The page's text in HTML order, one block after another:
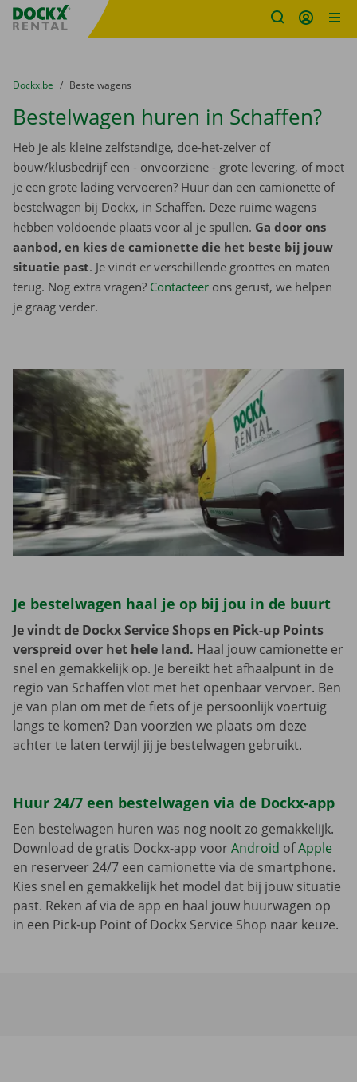
Fratello DEMO
U bevindt zich hier:
van
Dockx.be naar
Bestelwagens
Bestelwagen huren in Schaffen?
Heb je als kleine zelfstandige, doe-het-zelver of
bouw/klusbedrijf een - onvoorziene - grote levering, of moet
je een grote lading vervoeren? Huur dan een camionette of
bestelwagen bij Dockx, in Schaffen. Deze ruime wagens
hebben voldoende plaats voor al je spullen. Ga door ons
aanbod, en kies de camionette die het beste bij jouw
situatie past. Je vindt er verschillende groottes en maten
terug. Nog extra vragen? Contacteer ons gerust, we helpen
je graag verder.
Je bestelwagen haal je op bij jou in de buurt
Je vindt de Dockx Service Shops en Pick-up Points
verspreid over het hele land. Haal jouw camionette er
snel en gemakkelijk op. Je bereikt het afhaalpunt in de
regio van Schaffen vlot met het openbaar vervoer. Ben
je van plan om met de fiets of je persoonlijk voertuig
langs te komen? Dan voorzien we plaats om deze
achter te laten terwijl jij je bestelwagen gebruikt.
Huur 24/7 een bestelwagen via de Dockx-app
Een bestelwagen huren was nog nooit zo gemakkelijk.
Download de gratis Dockx-app voorAndroid ofApple
en reserveer 24/7 een camionette via de smartphone.
Kies snel en gemakkelijk het model dat bij jouw situatie
past. Reken af via de app en haal jouw huurwagen op
in een Pick-up Point of Dockx Service Shop naar keuze.